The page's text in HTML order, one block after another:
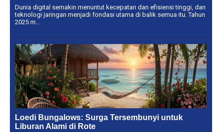
Dunia digital semakin menuntut kecepatan dan efisiensi tinggi, dan
teknologi jaringan menjadi fondasi utama di balik semua itu. Tahun
2025 m...
Loedi Bungalows: Surga Tersembunyi untuk
Liburan Alami di Rote